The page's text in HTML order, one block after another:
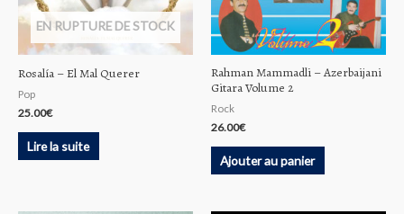
EN RUPTURE DE STOCK
Rosalía – El Mal Querer
Pop
25.00€
Lire la suite
Rahman Mammadli ‎– Azerbaijani
Gitara Volume 2
Rock
26.00€
Ajouter au panier